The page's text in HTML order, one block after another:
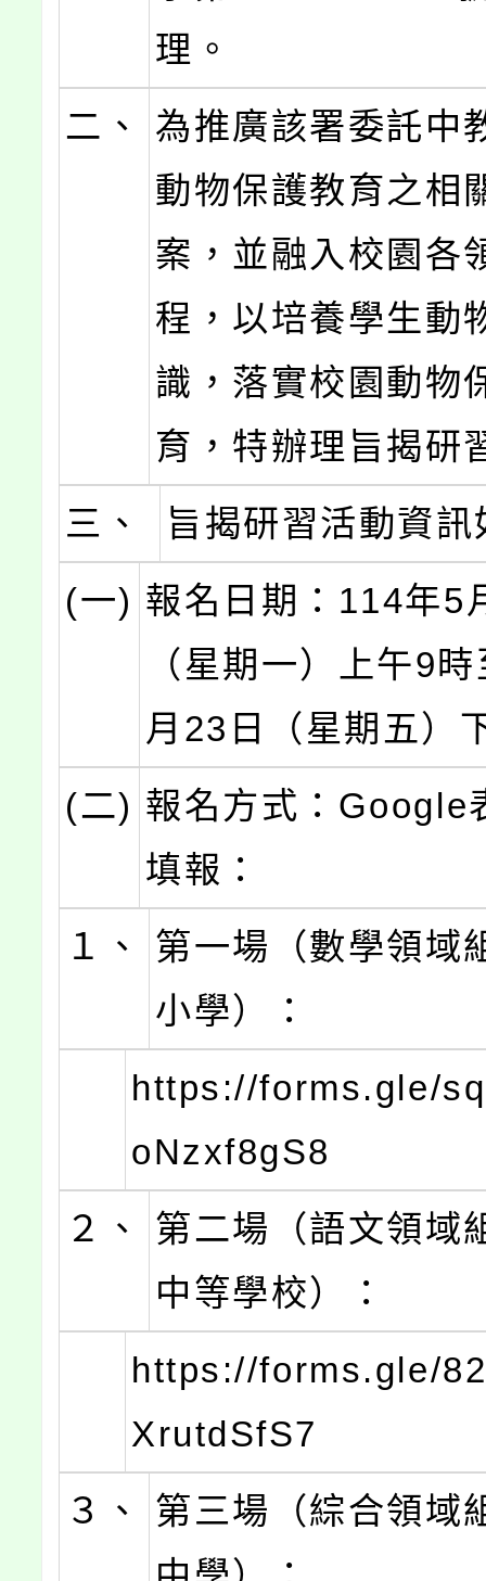
理。
二、
為推廣該署委託中
動物保護教育之相
案，並融入校園各
程，以培養學生動
識，落實校園動物
育，特辦理旨揭研
三、
旨揭研習活動資訊
(一) 報名日期：114年5
（星期一）上午9
月23日（星期五）
(二) 報名方式：Google
填報：
１、
第一場（數學領域
小學）：
https://forms.gle/
oNzxf8gS8
２、
第二場（語文領域
中等學校）：
https://forms.gle/
XrutdSfS7
３、
第三場（綜合領域